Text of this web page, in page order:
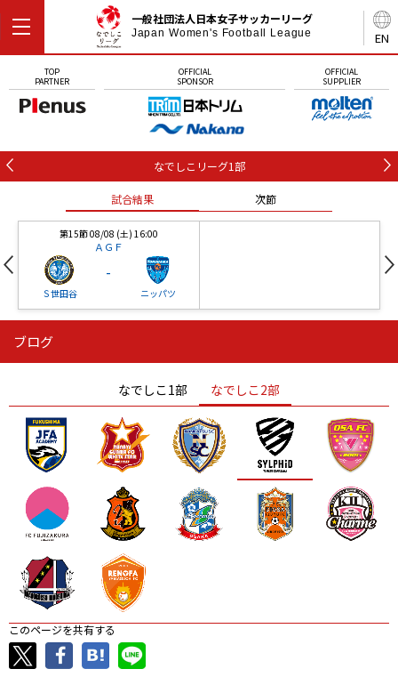
EN
一般社団法人日本女子サッカーリーグ
Japan Women's Football League
TOP
PARTNER
OFFICIAL
SPONSOR
OFFICIAL
SUPPLIER
なでしこリーグ1部
試合結果 次節
第15節 08/08 (土) 16:00
ＡＧＦ
Ｓ世田谷
-
ニッパツ
ニッパツ
ニッパツ 名古屋
石人の星
静岡 愛媛Ｌ
ブログ
なでしこ1部 なでしこ2部
このページを共有する